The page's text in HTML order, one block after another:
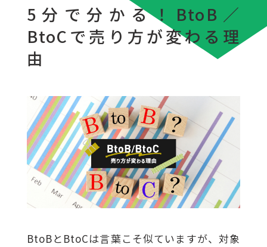
5分で分かる！BtoB／
BtoCで売り方が変わる理
由
BtoBとBtoCは言葉こそ似ていますが、対象